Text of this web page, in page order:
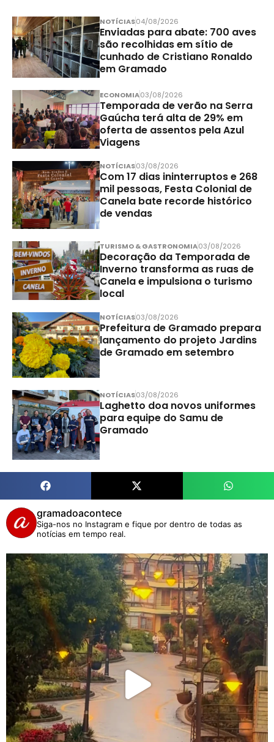
NOTÍCIAS04/08/2026
Enviadas para abate: 700 aves
são recolhidas em sítio de
cunhado de Cristiano Ronaldo
em Gramado
ECONOMIA03/08/2026
Temporada de verão na Serra
Gaúcha terá alta de 29% em
oferta de assentos pela Azul
Viagens
NOTÍCIAS03/08/2026
Com 17 dias ininterruptos e 268
mil pessoas, Festa Colonial de
Canela bate recorde histórico
de vendas
TURISMO & GASTRONOMIA03/08/2026
Decoração da Temporada de
Inverno transforma as ruas de
Canela e impulsiona o turismo
local
NOTÍCIAS03/08/2026
Prefeitura de Gramado prepara
lançamento do projeto Jardins
de Gramado em setembro
NOTÍCIAS03/08/2026
Laghetto doa novos uniformes
para equipe do Samu de
Gramado
gramadoacontece
Siga-nos no Instagram e fique por dentro de todas as
notícias em tempo real.